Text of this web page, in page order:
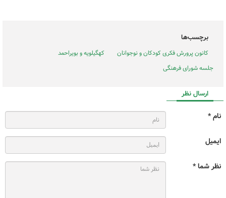
برچسب‌ها
کانون پرورش فکری کودکان و نوجوانان
کهگیلویه و بویراحمد
جلسه شورای فرهنگی
ارسال نظر
نام *
ایمیل
نظر شما *